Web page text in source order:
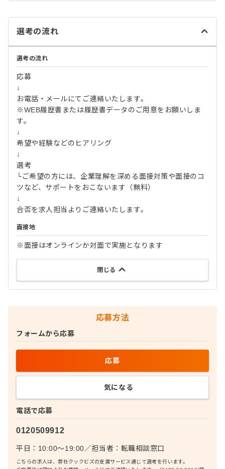
選考の流れ
選考の流れ
応募
↓
お電話・メールにてご連絡いたします。
※WEB履歴書または履歴書データのご用意をお願いしま
す。
↓
希望や経験などのヒアリング
↓
選考
└ご希望の方には、企業理解を深める面接対策や面接のコ
ツなど、サポートをおこないます（無料）
↓
合否を求人担当よりご連絡いたします。
面接地
※面接はオンラインか対面で実施となります
閉じる
応募方法
電話で応募
0120509912
平日：10:00〜19:00／担当者： 転職相談窓口
こちらの求人は、弊社クックビズの支援サービス通じて選考を行います。
フォームから応募
応募
気になる